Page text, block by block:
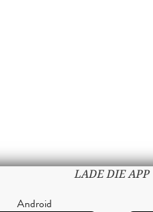
LADE DIE APP
Android